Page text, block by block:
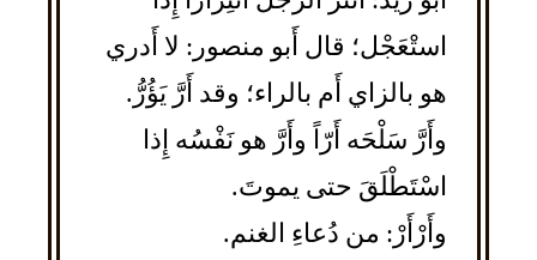
استْعَجْل؛ قال أَبو منصور: لا أَدري
هو بالزاي أَم بالراء؛ وقد أَرَّ يَؤُرُّ.
وأَرَّ سَلْحَه أَرّاً وأَرَّ هو نَفْسُه إِذا
اسْتَطْلَقَ حتى يموتَ.
وأَرْأَرْ: من دُعاءِ الغنم.